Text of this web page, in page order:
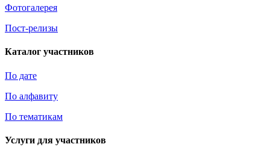
Фотогалерея
Пост-релизы
Каталог участников
По дате
По алфавиту
По тематикам
Услуги для участников